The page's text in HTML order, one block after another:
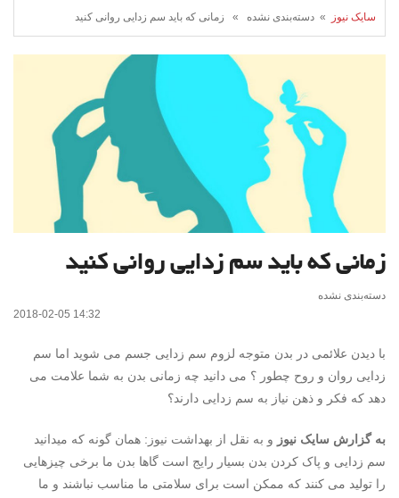
سایک نیوز » دسته‌بندی نشده » زمانی که باید سم زدایی روانی کنید
زمانی که باید سم زدایی روانی کنید
دسته‌بندی نشده
2018-02-05 14:32
با دیدن علائمی در بدن متوجه لزوم سم زدایی جسم می شوید اما سم
زدایی روان و روح چطور ؟ می دانید چه زمانی بدن به شما علامت می
دهد که فکر و ذهن نیاز به سم زدایی دارند؟
به گزارش سایک نیوز و به نقل از بهداشت نیوز: همان گونه که میدانید
سم زدایی و پاک کردن بدن بسیار رایج است گاها بدن ما برخی چیزهایی
را تولید می کنند که ممکن است برای سلامتی ما مناسب نباشند و ما